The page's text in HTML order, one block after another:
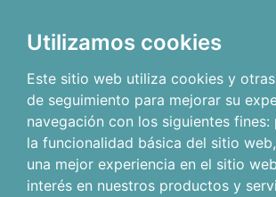
Utilizamos cookies
Este sitio web utiliza cookies y
de seguimiento para mejorar su
navegación con los siguientes fines:
la funcionalidad básica del sitio web,
una mejor experiencia en el sitio web
interés en nuestros productos y